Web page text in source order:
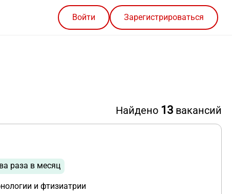
Войти Зарегистрироваться
Найдено 13 вакансий
раза в месяц
и фтизиатрии